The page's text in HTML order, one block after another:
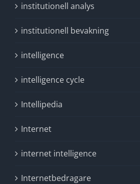
institutionell analys
institutionell bevakning
intelligence
intelligence cycle
Intellipedia
Internet
internet intelligence
Internetbedragare